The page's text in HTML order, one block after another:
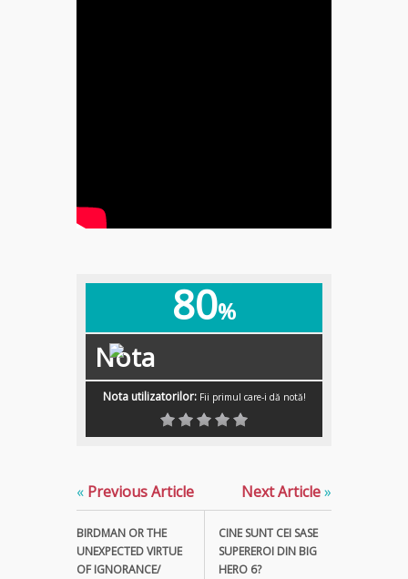
80%
Nota
Nota utilizatorilor: Fii primul care-i dă notă!
« Previous Article
BIRDMAN OR THE
UNEXPECTED VIRTUE
OF IGNORANCE/
Next Article»
CINE SUNT CEI SASE
SUPEREROI DIN BIG
HERO 6?